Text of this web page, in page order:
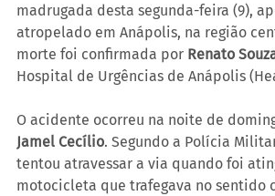
madrugada desta segunda-feira (9),
atropelado em Anápolis, na região
morte foi confirmada por Renato
Hospital de Urgências de Anápolis
O acidente ocorreu na noite de
Jamel Cecílio. Segundo a Polícia
tentou atravessar a via quando foi
motocicleta que trafegava no sentido